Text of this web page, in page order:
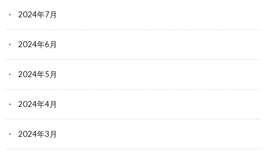
2024年7月
2024年6月
2024年5月
2024年4月
2024年3月